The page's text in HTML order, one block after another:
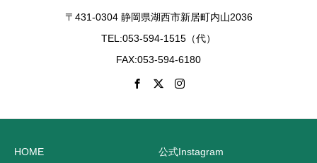
〒431-0304 静岡県湖西市新居町内山2036
TEL:053-594-1515（代）
FAX:053-594-6180
HOME 公式Instagram